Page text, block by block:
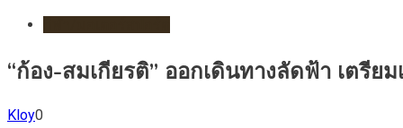
“ก้อง-สมเกียรติ” ออกเดินทางลัดฟ้า เตรี
Kloy0